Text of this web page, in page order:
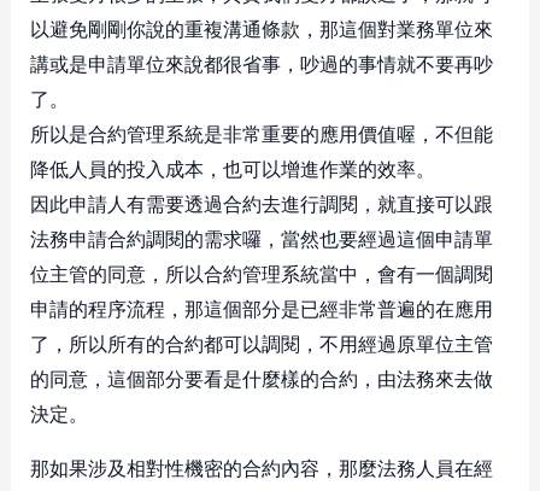
以避免剛剛你說的重複溝通條款，那這個對業務單位來
講或是申請單位來說都很省事，吵過的事情就不要再吵
了。
所以是合約管理系統是非常重要的應用價值喔，不但能
降低人員的投入成本，也可以增進作業的效率。
因此申請人有需要透過合約去進行調閱，就直接可以跟
法務申請合約調閱的需求囉，當然也要經過這個申請單
位主管的同意，所以合約管理系統當中，會有一個調閱
申請的程序流程，那這個部分是已經非常普遍的在應用
了，所以所有的合約都可以調閱，不用經過原單位主管
的同意，這個部分要看是什麼樣的合約，由法務來去做
決定。
那如果涉及相對性機密的合約內容，那麼法務人員在經